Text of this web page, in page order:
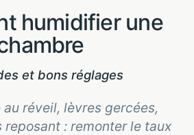
et bons réglages
au réveil, lèvres gercées,
reposant : remonter le taux